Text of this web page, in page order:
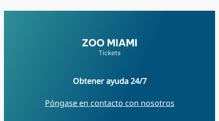
Obtener ayuda24/7
Póngase en contacto con nosotros